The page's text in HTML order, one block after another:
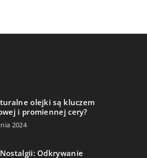
olejki są kluczem
i promiennej cery?
2024
Odkrywanie